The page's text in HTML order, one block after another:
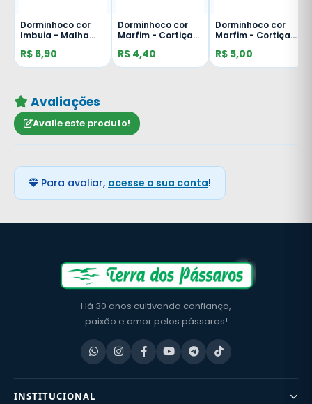
Dorminhoco cor
Imbuia - Malha
R$ 6,90
Dorminhoco cor
Marfim - Cortiça
Fina - 10mm
R$ 4,40
Dorminhoco cor
Marfim - Cortiça
- 10mm
R$ 5,00
Avaliações
Avalie este produto!
Para avaliar, acesse a sua conta!
Há 30 anos cultivando confiança,
paixão e amor pelos pássaros!
INSTITUCIONAL